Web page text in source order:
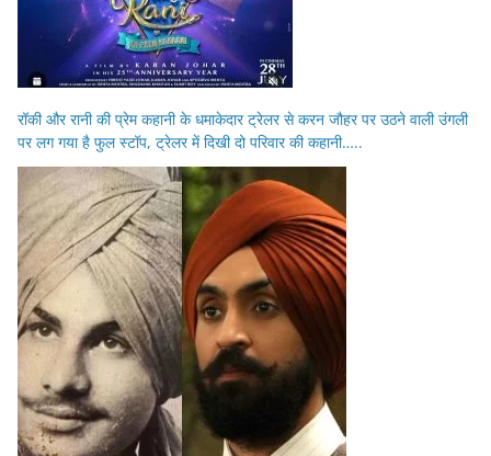
रॉकी और रानी की प्रेम कहानी के धमाकेदार ट्रेलर से करन जौहर पर उठने वाली उंगली
पर लग गया है फुल स्टॉप, ट्रेलर में दिखी दो परिवार की कहानी…..